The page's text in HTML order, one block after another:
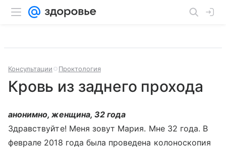
Консультации Проктология
Кровь из заднего прохода
анонимно, женщина, 32 года
Здравствуйте! Меня зовут Мария. Мне 32 года. В
феврале 2018 года была проведена колоноскопия